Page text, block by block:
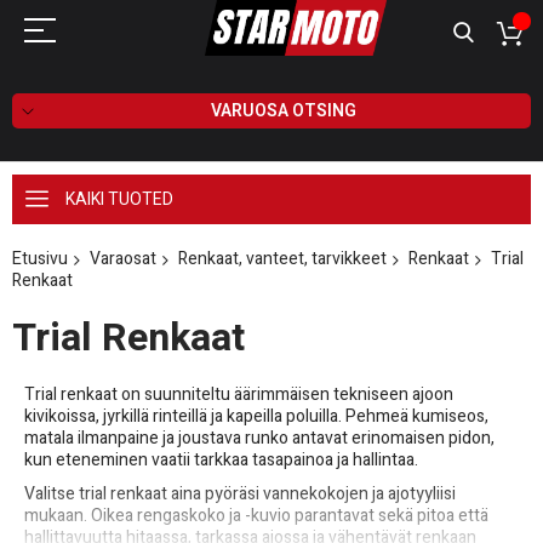
VARUOSA OTSING
KAIKI TUOTED
Etusivu Varaosat Renkaat, vanteet, tarvikkeet Renkaat
Trial
Renkaat
Trial Renkaat
Trial renkaat on suunniteltu äärimmäisen tekniseen ajoon
kivikoissa, jyrkillä rinteillä ja kapeilla poluilla. Pehmeä kumiseos,
matala ilmanpaine ja joustava runko antavat erinomaisen pidon,
kun eteneminen vaatii tarkkaa tasapainoa ja hallintaa.
Valitse trial renkaat aina pyöräsi vannekokojen ja ajotyyliisi
mukaan. Oikea rengaskoko ja -kuvio parantavat sekä pitoa että
hallittavuutta hitaassa, tarkassa ajossa ja vähentävät renkaan